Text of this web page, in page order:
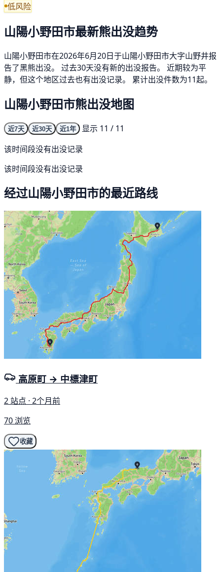
低风险
山陽小野田市最新熊出没趋势
山陽小野田市在2026年6月20日于山陽小野田市大字山野井报
告了黑熊出没。 过去30天没有新的出没报告。 近期较为平
静，但这个地区过去也有出没记录。 累计出没件数为11起。
山陽小野田市熊出没地图
近7天 近30天 近1年
显示 11 / 11
该时间段没有出没记录
该时间段没有出没记录
经过山陽小野田市的最近路线
高原町 → 中標津町
2 站点 · 2个月前
70 浏览
收藏